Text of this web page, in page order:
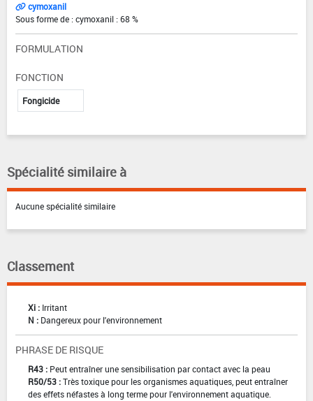
cymoxanil
Sous forme de : cymoxanil : 68 %
FORMULATION
FONCTION
Fongicide
Spécialité similaire à
Aucune spécialité similaire
Classement
Xi : Irritant
N : Dangereux pour l'environnement
PHRASE DE RISQUE
R43 : Peut entraîner une sensibilisation par contact avec la peau
R50/53 :Très toxique pour les organismes aquatiques, peut entraîner
des effets néfastes à long terme pour l'environnement aquatique.